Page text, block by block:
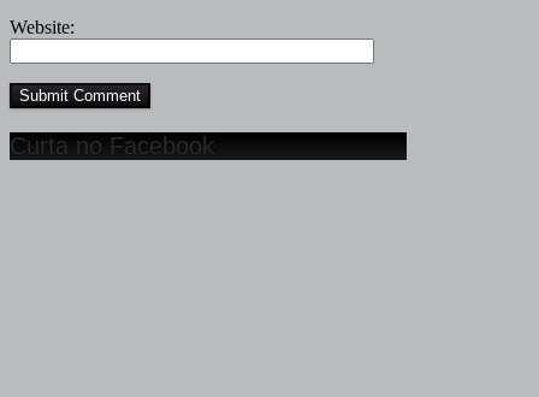
Website:
Curta no Facebook